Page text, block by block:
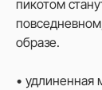
пикотом
образе.
• удлиненная